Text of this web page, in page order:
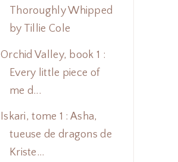
Thoroughly Whipped
by Tillie Cole
Orchid Valley, book 1 :
Every little piece of
me d...
Iskari, tome 1 : Asha,
tueuse de dragons de
Kriste...